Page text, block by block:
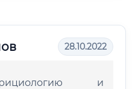
28.10.2022
и